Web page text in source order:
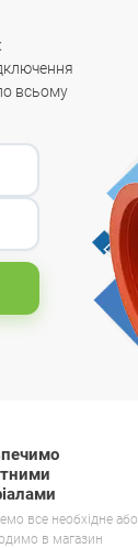
всьому
все необхідне або
в магазин